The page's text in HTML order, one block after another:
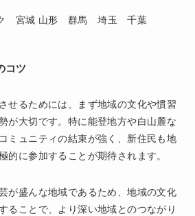
コツ
せるためには、まず地域の文化や慣習
が大切です。特に能登地方や白山麓な
ミュニティの結束が強く、新住民も地
的に参加することが期待されます。
が盛んな地域であるため、地域の文化
ることで、より深い地域とのつながり